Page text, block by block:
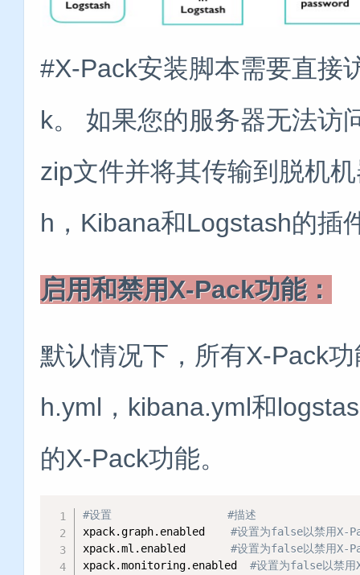
#X-Pack安装脚本需要直接
k。 如果您的服务器无法访
zip文件并将其传输到脱机
h，Kibana和Logstash的插
启用和禁用X-Pack功能：
默认情况下，所有X-Pack
h.yml，kibana.yml和
的X-Pack功能。
#设置                  #描述
xpack.graph.enabled #设置为false以禁用X-
xpack.ml.enabled #设置为false以禁用X-
xpack.monitoring.enabled #设置为false以禁用